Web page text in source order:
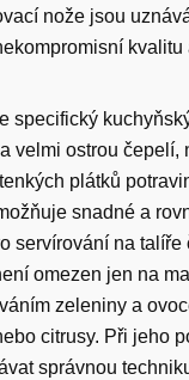
nože jsou
kvalitu
specifický
velmi ostrou čepelí,
plátků
snadné a
servírování na talíře
omezen jen na
zeleniny a
citrusy. Při jeho
správnou